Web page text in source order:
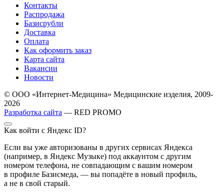
Контакты
Распродажа
Базисрубли
Доставка
Оплата
Как оформить заказ
Карта сайта
Вакансии
Новости
© ООО «Интернет-Медицина» Медицинские изделия, 2009-
2026
Разработка сайта — RED PROMO
Как войти с Яндекс ID?
Если вы уже авторизованы в других сервисах Яндекса
(например, в Яндекс Музыке) под аккаунтом с другим
номером телефона, не совпадающим с вашим номером
в профиле Базисмеда, — вы попадёте в новый профиль,
а не в свой старый.